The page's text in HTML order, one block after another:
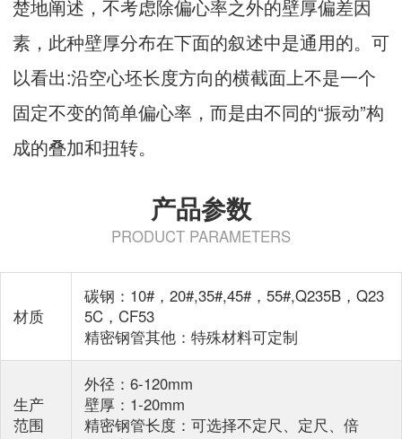
楚地阐述，不考虑除偏心率之外的壁厚偏差因
素，此种壁厚分布在下面的叙述中是通用的。可
以看出:沿空心坯长度方向的横截面上不是一个
固定不变的简单偏心率，而是由不同的“振动”构
成的叠加和扭转。
产品参数
PRODUCT PARAMETERS
材质
碳钢：10#，20#,35#,45#，55#,Q235B，Q23
5C，CF53
精密钢管其他：特殊材料可定制
生产
范围
外径：6-120mm
壁厚：1-20mm
精密钢管长度：可选择不定尺、定尺、倍